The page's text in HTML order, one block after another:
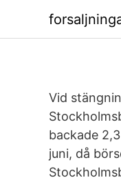
Vid
backade
juni, då